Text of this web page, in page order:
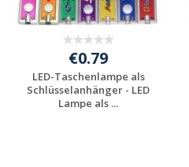
€0.79
LED-Taschenlampe als
Schlüsselanhänger - LED
Lampe als ...